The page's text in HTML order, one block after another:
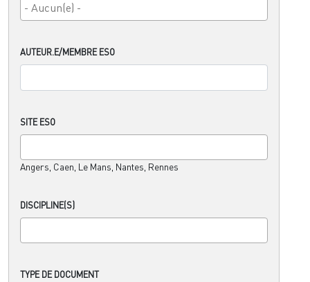
AUTEUR.E/MEMBRE ESO
SITE ESO
Angers, Caen, Le Mans, Nantes, Rennes
DISCIPLINE(S)
TYPE DE DOCUMENT